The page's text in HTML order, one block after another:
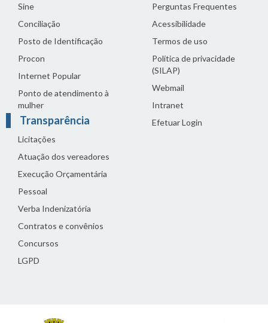
Sine
Conciliação
Posto de Identificação
Procon
Internet Popular
Ponto de atendimento à
mulher
Transparência
Licitações
Atuação dos vereadores
Execução Orçamentária
Pessoal
Verba Indenizatória
Contratos e convênios
Concursos
LGPD
Perguntas Frequentes
Acessibilidade
Termos de uso
Política de privacidade
(SILAP)
Webmail
Intranet
Efetuar Login